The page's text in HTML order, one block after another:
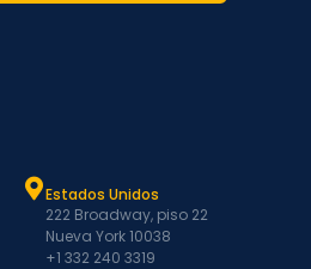
Estados Unidos
222 Broadway, piso 22
Nueva York 10038
+1 332 240 3319